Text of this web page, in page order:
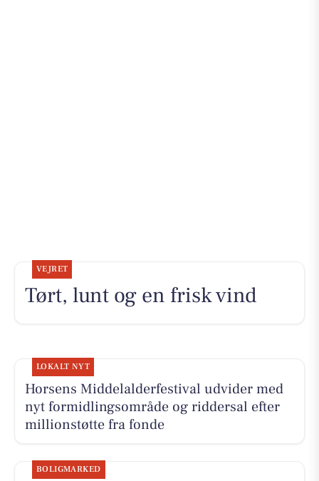
VEJRET
Tørt, lunt og en frisk vind
LOKALT NYT
Horsens Middelalderfestival udvider med
nyt formidlingsområde og riddersal efter
millionstøtte fra fonde
BOLIGMARKED